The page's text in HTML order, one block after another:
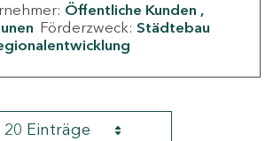
Öffentliche Kunden
Förderzweck: Städtebau
20 Einträge